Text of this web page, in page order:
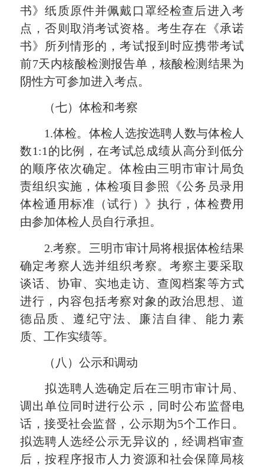
书》纸质原件并佩戴口罩经检查后进入考
点，否则取消考试资格。考生存在《承诺
书》所列情形的，考试报到时应携带考试
前7天内核酸检测报告单，核酸检测结果为
阴性方可参加进入考点。
（七）体检和考察
1.体检。体检人选按选聘人数与体检人
数1:1的比例，在考试总成绩从高分到低分
的顺序依次确定。体检由三明市审计局负
责组织实施，体检项目参照《公务员录用
体检通用标准（试行）》执行，体检费用
由参加体检人员自行承担。
2.考察。三明市审计局将根据体检结果
确定考察人选并组织考察。考察主要采取
谈话、协审、实地走访、查阅档案等方式
进行，内容包括考察对象的政治思想、道
德品质、遵纪守法、廉洁自律、能力素
质、工作实绩等。
（八）公示和调动
拟选聘人选确定后在三明市审计局、
调出单位同时进行公示，同时公布监督电
话，接受社会监督，公示期为5个工作日。
拟选聘人选经公示无异议的，经调档审查
后，按程序报市人力资源和社会保障局核